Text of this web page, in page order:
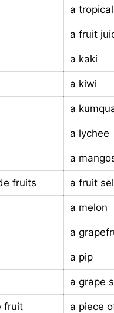
a
a fruit
a kaki
a kiwi
a
a lychee
a
fruits a fruit
a melon
a
a pip
a grape
fruit a piece